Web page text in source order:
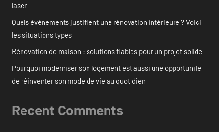
laser
Quels événements justifient une rénovation intérieure ? Voici
les situations types
Rénovation de maison : solutions fiables pour un projet solide
Pourquoi moderniser son logement est aussi une opportunité
de réinventer son mode de vie au quotidien
Recent Comments